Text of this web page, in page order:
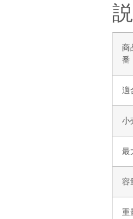
商
番
適
小
最
容
重